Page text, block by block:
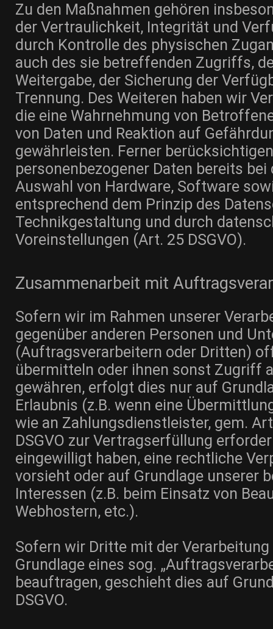
Zu den Maßnahmen gehören
der Vertraulichkeit, Integrität und
durch Kontrolle des physischen
auch des sie betreffenden Zugriffs,
Weitergabe, der Sicherung der
Trennung. Des Weiteren haben wir
die eine Wahrnehmung von
von Daten und Reaktion auf
gewährleisten. Ferner
personenbezogener Daten bereits
Auswahl von Hardware, Software
entsprechend dem Prinzip des
Technikgestaltung und durch
Voreinstellungen (Art. 25 DSGVO).
Zusammenarbeit mit
Sofern wir im Rahmen unserer
gegenüber anderen Personen und
(Auftragsverarbeitern oder Dritten)
übermitteln oder ihnen sonst Zugriff
gewähren, erfolgt dies nur auf
Erlaubnis (z.B. wenn eine
wie an Zahlungsdienstleister, gem.
DSGVO zur Vertragserfüllung
eingewilligt haben, eine rechtliche
vorsieht oder auf Grundlage unserer
Interessen (z.B. beim Einsatz von
Webhostern, etc.).
Sofern wir Dritte mit der
Grundlage eines sog.
beauftragen, geschieht dies auf
DSGVO.